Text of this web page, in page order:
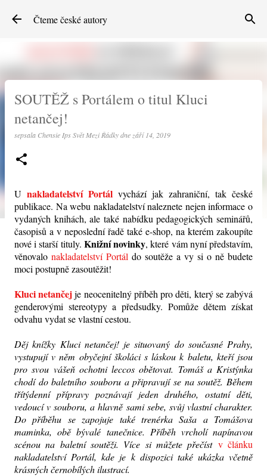
Přeskočit na hlavní obsah
Čteme české autory
SOUTĚŽ s Portálem o titul Kluci
netančej!
sepsala Chensie Ips Svět Mezi Řádkydne září 14, 2019
U nakladatelství Portál vychází jak zahraniční, tak české
publikace. Na webu nakladatelství naleznete nejen informace o
vydaných knihách, ale také nabídku pedagogických seminářů,
časopisů a v neposlední řadě také e-shop, na kterém zakoupíte
nové i starší tituly. Knižní novinky, které vám nyní představím,
věnovalo nakladatelství Portál do soutěže a vy si o ně budete
moci postupně zasoutěžit!
Kluci netančej je neocenitelný příběh pro děti, který se zabývá
genderovými stereotypy a předsudky. Pomůže dětem získat
odvahu vydat se vlastní cestou.
Děj knížky Kluci netančej! je situovaný do současné Prahy,
vystupují v něm obyčejní školáci s láskou k baletu, kteří jsou
pro svou vášeň ochotni leccos obětovat. Tomáš a Kristýnka
chodí do baletního souboru a připravují se na soutěž. Během
třítýdenní přípravy poznávají jeden druhého, ostatní děti,
vedoucí v souboru, a hlavně sami sebe, svůj vlastní charakter.
Do příběhu se zapojuje také trenérka Saša a Tomášova
maminka, obě bývalé tanečnice. Příběh vrcholí napínavou
scénou na baletní soutěži. Více si můžete přečíst v článku
nakladatelství Portál, kde je k dispozici také ukázka včetně
krásných černobílých ilustrací.